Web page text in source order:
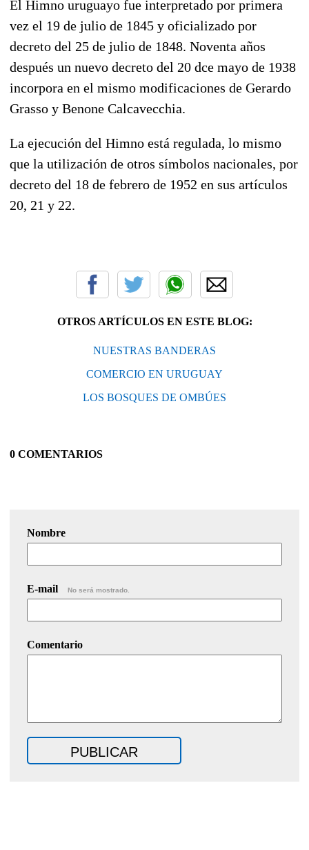
El Himno uruguayo fue interpretado por primera
vez el 19 de julio de 1845 y oficializado por
decreto del 25 de julio de 1848. Noventa años
después un nuevo decreto del 20 dce mayo de 1938
incorpora en el mismo modificaciones de Gerardo
Grasso y Benone Calcavecchia.
La ejecución del Himno está regulada, lo mismo
que la utilización de otros símbolos nacionales, por
decreto del 18 de febrero de 1952 en sus artículos
20, 21 y 22.
OTROS ARTÍCULOS EN ESTE BLOG:
NUESTRAS BANDERAS
COMERCIO EN URUGUAY
LOS BOSQUES DE OMBÚES
0 COMENTARIOS
Nombre
E-mail No será mostrado.
Comentario